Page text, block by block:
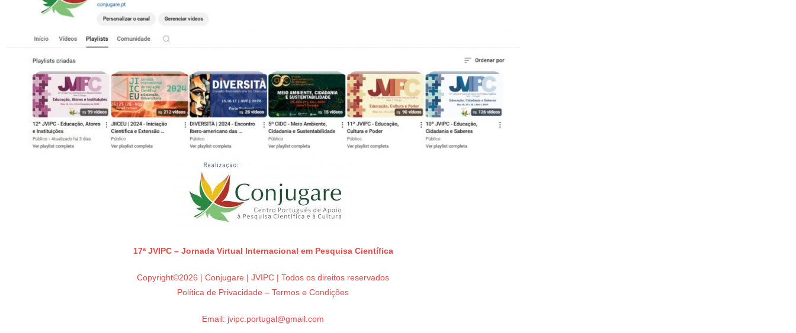
17ª JVIPC – Jornada Virtual Internacional em Pesquisa Científica
Copyright©2026 | Conjugare | JVIPC | Todos os direitos reservados
Política de Privacidade – Termos e Condições
Email: jvipc.portugal@gmail.com